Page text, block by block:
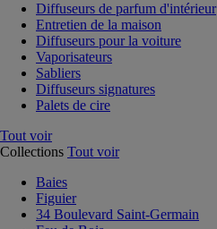
Diffuseurs de parfum d'intérieur
Entretien de la maison
Diffuseurs pour la voiture
Vaporisateurs
Sabliers
Diffuseurs signatures
Palets de cire
Tout voir
Collections Tout voir
Baies
Figuier
34 Boulevard Saint-Germain